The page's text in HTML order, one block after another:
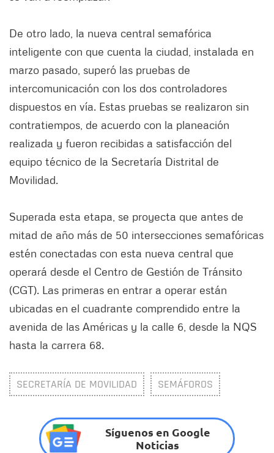
De otro lado, la nueva central semafórica
inteligente con que cuenta la ciudad, instalada en
marzo pasado, superó las pruebas de
intercomunicación con los dos controladores
dispuestos en vía. Estas pruebas se realizaron sin
contratiempos, de acuerdo con la planeación
realizada y fueron recibidas a satisfacción del
equipo técnico de la Secretaría Distrital de
Movilidad.
Superada esta etapa, se proyecta que antes de
mitad de año más de 50 intersecciones semafóricas
estén conectadas con esta nueva central que
operará desde el Centro de Gestión de Tránsito
(CGT). Las primeras en entrar a operar están
ubicadas en el cuadrante comprendido entre la
avenida de las Américas y la calle 6, desde la NQS
hasta la carrera 68.
SECRETARÍA DE MOVILIDAD SEMÁFOROS
Síguenos en Google
Noticias